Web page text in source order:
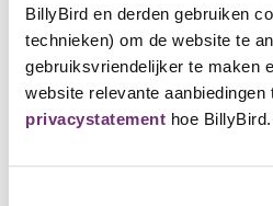
BillyBird en derden gebruiken
technieken) om de website te
gebruiksvriendelijker te maken
website relevante aanbiedingen
privacystatement hoe
English
Deutsch